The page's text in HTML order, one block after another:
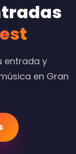
entrada y
en Gran